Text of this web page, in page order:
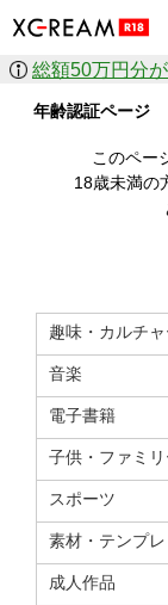
作品を探す
ジャンル
人気のセール
すべての作品
価格の安い順
月間ランキング
年齢認証ページ
このペー
18歳未満の
趣味・カルチャ
音楽
電子書籍
子供・ファミリ
スポーツ
素材・テンプレ
成人作品